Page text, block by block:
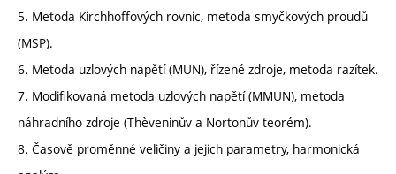
5. Metoda Kirchhoffových rovnic, metoda smyčkových proudů
(MSP).
6. Metoda uzlových napětí (MUN), řízené zdroje, metoda razítek.
7. Modifikovaná metoda uzlových napětí (MMUN), metoda
náhradního zdroje (Thèveninův a Nortonův teorém).
8. Časově proměnné veličiny a jejich parametry, harmonická